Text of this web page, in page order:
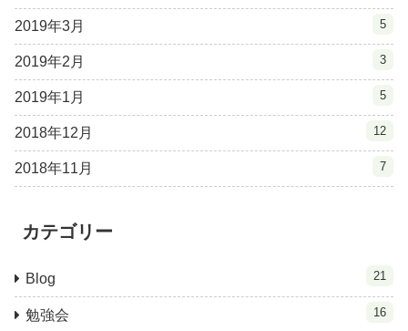
2019年3月 5
2019年2月 3
2019年1月 5
2018年12月 12
2018年11月 7
カテゴリー
Blog 21
勉強会 16